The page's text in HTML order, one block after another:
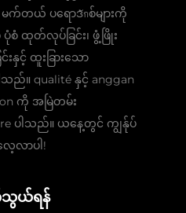
တယ် ပရောဒักစ်များကို
စံ ထုတ်လုပ်ခြင်း၊ ဖွံ့ဖြိုး
နှင့် ထူးခြားသော
သည်။ qualité နှင့် anggan
ကို အမြဲတမ်း
ပါသည်။ ယနေ့တွင် ကျွန်ုပ်
ေ့လာပါ!
ယ်ရန်